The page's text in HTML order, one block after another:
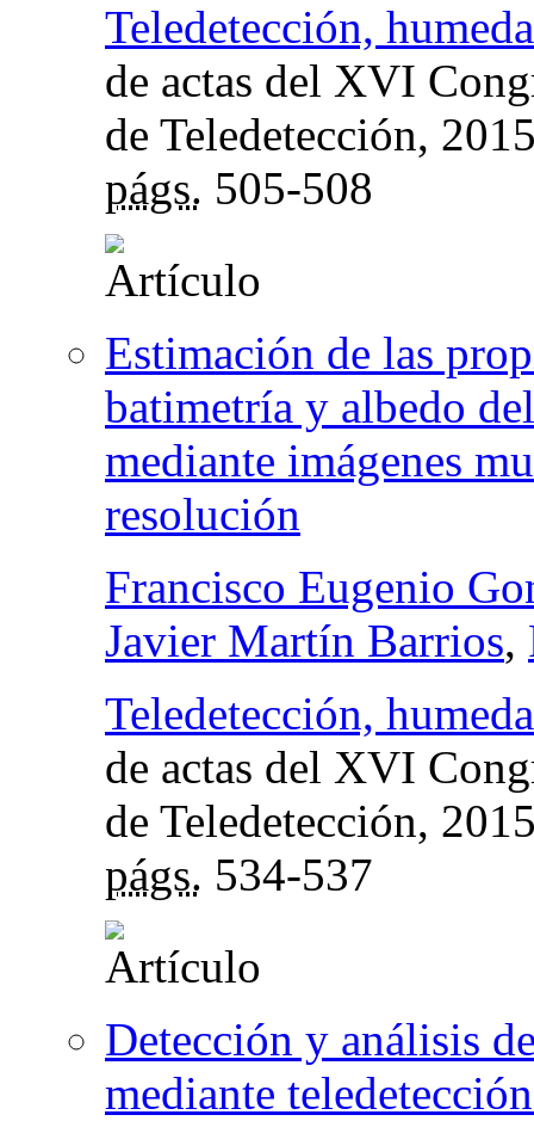
Teledetección,
de actas del XVI
de Teledetección,
págs. 505-508
Estimación de las
batimetría y albedo
mediante imágenes
resolución
Francisco Eugenio
Javier Martín Barrios,
Teledetección,
de actas del XVI
de Teledetección,
págs. 534-537
Detección y análisis
mediante